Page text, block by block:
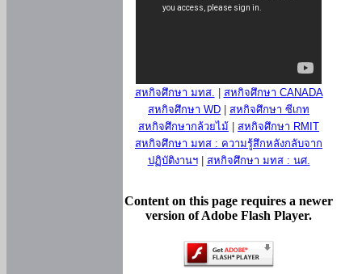
สหกิจศึกษา มทส.
สหกิจศึกษา CANADA
สหกิจศึกษา WD
สหกิจศึกษา ซีเกท
สหกิจศึกษากล้วยไม้
สหกิจศึกษา RMIT
สหกิจศึกษา มทส : ความรู้สึกหลังกลับจาก
ปฏิบัติงานฯ| สหกิจศึกษา มทส : นศ.
Content on this page requires a newer
version of Adobe Flash Player.